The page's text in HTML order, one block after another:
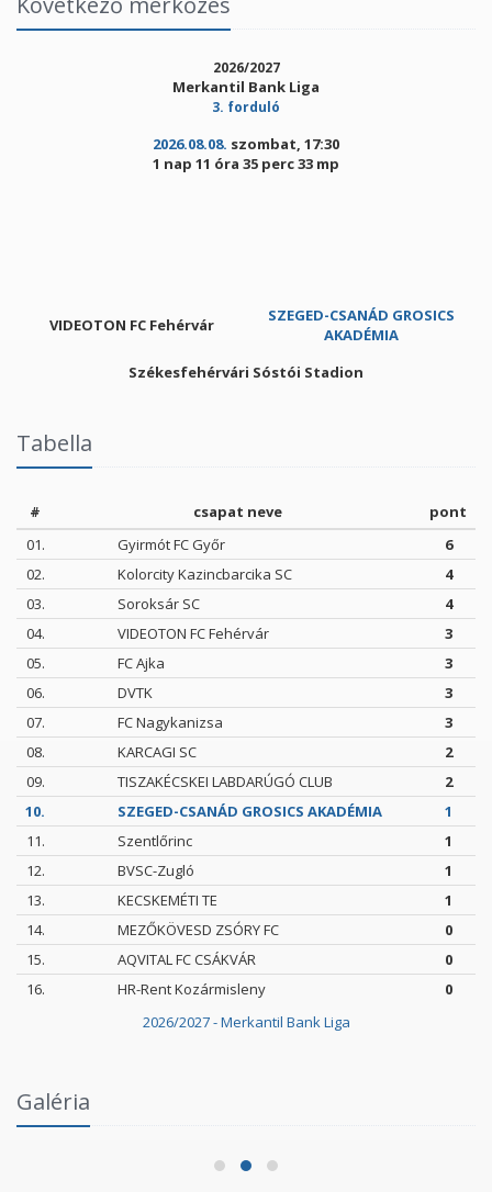
2026/2027
Merkantil Bank Liga
3. forduló
2026.08.08. szombat, 17:30
1 nap 11 óra 35 perc 33 mp
VIDEOTON FC Fehérvár
SZEGED-CSANÁD GROSICS
AKADÉMIA
Székesfehérvári Sóstói Stadion
Tabella
2026/2027 - Merkantil Bank Liga
# csapat neve
pont
01.
Gyirmót FC Győr
6
02.
Kolorcity Kazincbarcika SC
4
03.
Soroksár SC
4
04.
VIDEOTON FC Fehérvár
3
05.
FC Ajka
3
06.
DVTK
3
07.
FC Nagykanizsa
3
08.
KARCAGI SC
2
09.
TISZAKÉCSKEI LABDARÚGÓ CLUB
2
10.
SZEGED-CSANÁD GROSICS AKADÉMIA
1
11.
Szentlőrinc
1
12.
BVSC-Zugló
1
13.
KECSKEMÉTI TE
1
14.
MEZŐKÖVESD ZSÓRY FC
0
15.
AQVITAL FC CSÁKVÁR
0
16.
HR-Rent Kozármisleny 0
Galéria
Fórumban
2026.06.03.